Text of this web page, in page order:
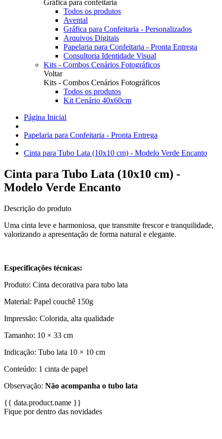
Gráfica para confeitaria
Todos os produtos
Avental
Gráfica para Confeitaria - Personalizados
Arquivos Digitais
Papelaria para Confeitaria - Pronta Entrega
Consultoria Identidade Visual
Kits - Combos Cenários Fotográficos
Voltar
Kits - Combos Cenários Fotográficos
Todos os produtos
Kit Cenário 40x60cm
Página Inicial
Papelaria para Confeitaria - Pronta Entrega
Cinta para Tubo Lata (10x10 cm) - Modelo Verde Encanto
Cinta para Tubo Lata (10x10 cm) -
Modelo Verde Encanto
Descrição do produto
Uma cinta leve e harmoniosa, que transmite frescor e tranquilidade,
valorizando a apresentação de forma natural e elegante.
Especificações técnicas:
Produto: Cinta decorativa para tubo lata
Material: Papel couchê 150g
Impressão: Colorida, alta qualidade
Tamanho: 10 × 33 cm
Indicação: Tubo lata 10 × 10 cm
Conteúdo: 1 cinta de papel
Observação: Não acompanha o tubo lata
{{ data.product.name }}
Fique por dentro das novidades